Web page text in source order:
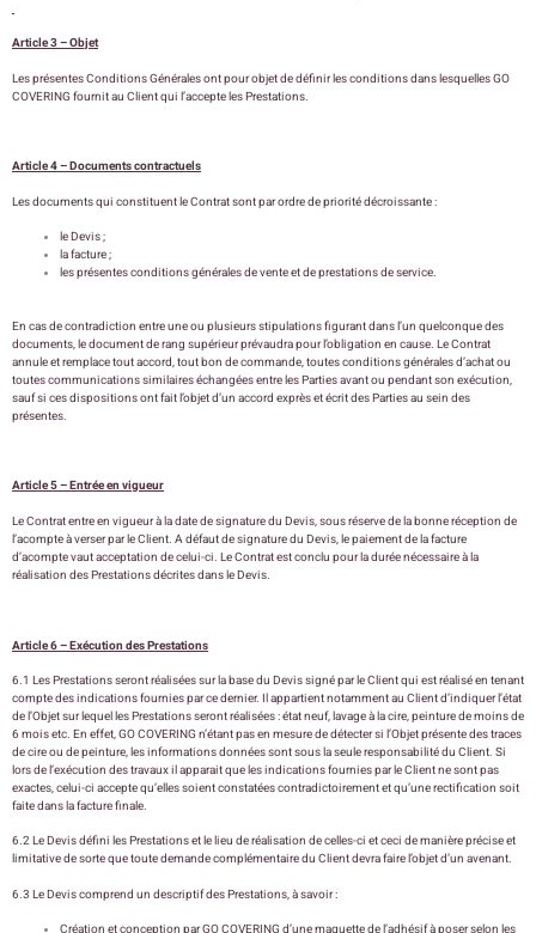
Article 3 – Objet
Les présentes Conditions Générales ont pour objet de définir les conditions dans lesquelles GO
COVERING fournit au Client qui l’accepte les Prestations.
Article 4 – Documents contractuels
Les documents qui constituent le Contrat sont par ordre de priorité décroissante :
le Devis ;
la facture ;
les présentes conditions générales de vente et de prestations de service.
En cas de contradiction entre une ou plusieurs stipulations figurant dans l’un quelconque des
documents, le document de rang supérieur prévaudra pour l’obligation en cause. Le Contrat
annule et remplace tout accord, tout bon de commande, toutes conditions générales d’achat ou
toutes communications similaires échangées entre les Parties avant ou pendant son exécution,
sauf si ces dispositions ont fait l’objet d’un accord exprès et écrit des Parties au sein des
présentes.
Article 5 – Entrée en vigueur
Le Contrat entre en vigueur à la date de signature du Devis, sous réserve de la bonne réception de
l’acompte à verser par le Client. A défaut de signature du Devis, le paiement de la facture
d’acompte vaut acceptation de celui-ci. Le Contrat est conclu pour la durée nécessaire à la
réalisation des Prestations décrites dans le Devis.
Article 6 – Exécution des Prestations
6.1 Les Prestations seront réalisées sur la base du Devis signé par le Client qui est réalisé en tenant
compte des indications fournies par ce dernier. Il appartient notamment au Client d’indiquer l’état
de l’Objet sur lequel les Prestations seront réalisées : état neuf, lavage à la cire, peinture de moins de
6 mois etc. En effet, GO COVERING n’étant pas en mesure de détecter si l’Objet présente des traces
de cire ou de peinture, les informations données sont sous la seule responsabilité du Client. Si
lors de l’exécution des travaux il apparait que les indications fournies par le Client ne sont pas
exactes, celui-ci accepte qu’elles soient constatées contradictoirement et qu’une rectification soit
faite dans la facture finale.
6.2 Le Devis défini les Prestations et le lieu de réalisation de celles-ci et ceci de manière précise et
limitative de sorte que toute demande complémentaire du Client devra faire l’objet d’un avenant.
6.3 Le Devis comprend un descriptif des Prestations, à savoir :
Création et conception par GO COVERING d’une maquette de l’adhésif à poser selon les